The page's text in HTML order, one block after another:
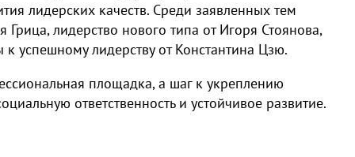
лидерских качеств. Среди заявленных тем
лидерство нового типа от Игоря Стоянова,
успешному лидерству от Константина Цзю.
площадка, а шаг к укреплению
ответственность и устойчивое развитие.